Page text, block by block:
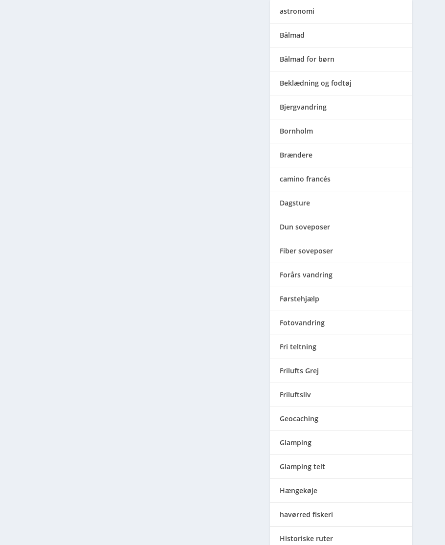
astronomi
Bålmad
Bålmad for børn
Beklædning og fodtøj
Bjergvandring
Bornholm
Brændere
camino francés
Dagsture
Dun soveposer
Fiber soveposer
Forårs vandring
Førstehjælp
Fotovandring
Fri teltning
Frilufts Grej
Friluftsliv
Geocaching
Glamping
Glamping telt
Hængekøje
havørred fiskeri
Historiske ruter